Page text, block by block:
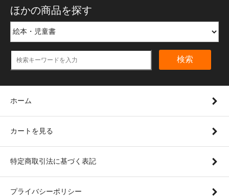
ほかの商品を探す
検索
ホーム
カートを見る
特定商取引法に基づく表記
プライバシーポリシー